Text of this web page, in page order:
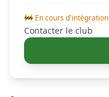
🚧 En cours d'intégration
Contacter le club